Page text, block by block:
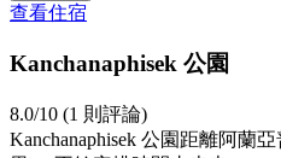
查看住宿
Kanchanaphisek 公園
8.0/10 (1 則評論)
Kanchanaphisek 公園距離阿蘭